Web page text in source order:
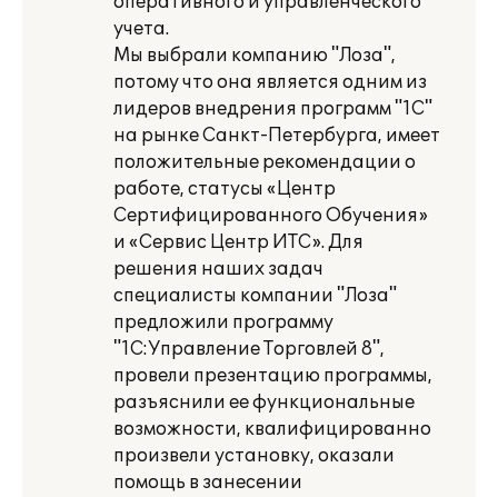
учета.
Мы выбрали компанию "Лоза",
потому что она является одним из
лидеров внедрения программ "1С"
на рынке Санкт-Петербурга, имеет
положительные рекомендации о
работе, статусы «Центр
Сертифицированного Обучения»
и «Сервис Центр ИТС». Для
решения наших задач
специалисты компании "Лоза"
предложили программу
"1С:Управление Торговлей 8",
провели презентацию программы,
разъяснили ее функциональные
возможности, квалифицированно
произвели установку, оказали
помощь в занесении